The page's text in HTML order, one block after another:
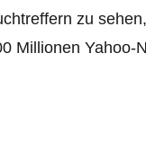
zu
Millionen Yahoo-